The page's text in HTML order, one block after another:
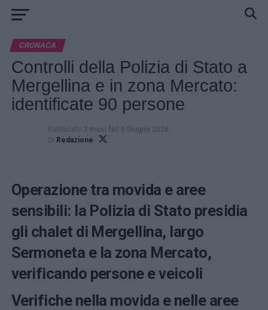
CRONACA
Controlli della Polizia di Stato a
Mergellina e in zona Mercato:
identificate 90 persone
Pubblicato 2 mesi fail 6 Giugno 2026
Di Redazione
Operazione tra movida e aree
sensibili: la Polizia di Stato presidia
gli chalet di Mergellina, largo
Sermoneta e la zona Mercato,
verificando persone e veicoli
Verifiche nella movida e nelle aree